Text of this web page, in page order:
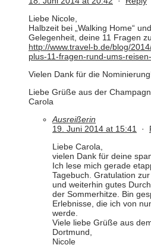
Liebe Nicole,
Halbzeit bei „Walking Home“
Gelegenheit, deine 11 Fragen
http://www.travel-b.de/blog/
plus-11-fragen-rund-ums-
Vielen Dank für die
Liebe Grüße aus der
Carola
Ausreißerin
19. Juni 2014 at 15:41 ·
Liebe Carola,
vielen Dank für deine
Ich lese mich gerade
Tagebuch. Gratulation
und weiterhin gutes
der Sommerhitze. Bin
Erlebnisse, die ich von
werde.
Viele liebe Grüße aus
Dortmund,
Nicole